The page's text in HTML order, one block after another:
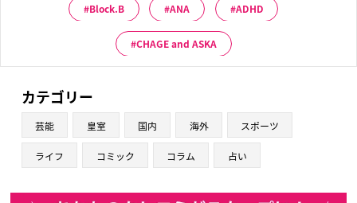
Block.B ANA ADHD
CHAGE and ASKA
カテゴリー
芸能 皇室 国内 海外 スポーツ
ライフ コミック コラム 占い